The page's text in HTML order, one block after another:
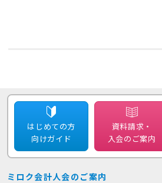
はじめての方
向けガイド
資料請求・
入会のご案内
ミロク会計人会のご案内